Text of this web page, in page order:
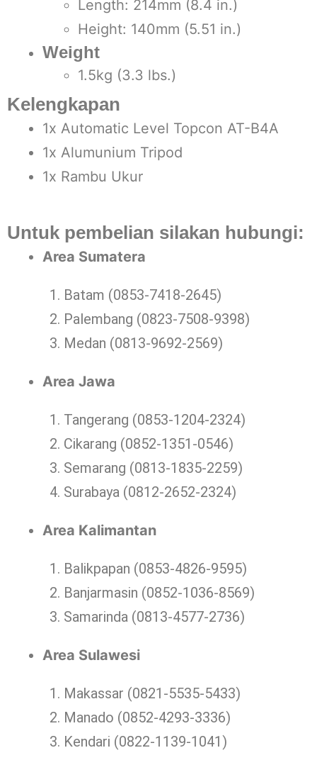
Length: 214mm (8.4 in.)
Height: 140mm (5.51 in.)
Weight
1.5kg (3.3 lbs.)
Kelengkapan
1x Automatic Level Topcon AT-B4A
1x Alumunium Tripod
1x Rambu Ukur
Untuk pembelian silakan hubungi:
Area Sumatera
Batam (0853-7418-2645)
Palembang (0823-7508-9398)
Medan (0813-9692-2569)
Area Jawa
Tangerang (0853-1204-2324)
Cikarang (0852-1351-0546)
Semarang (0813-1835-2259)
Surabaya (0812-2652-2324)
Area Kalimantan
Balikpapan (0853-4826-9595)
Banjarmasin (0852-1036-8569)
Samarinda (0813-4577-2736)
Area Sulawesi
Makassar (0821-5535-5433)
Manado (0852-4293-3336)
Kendari (0822-1139-1041)